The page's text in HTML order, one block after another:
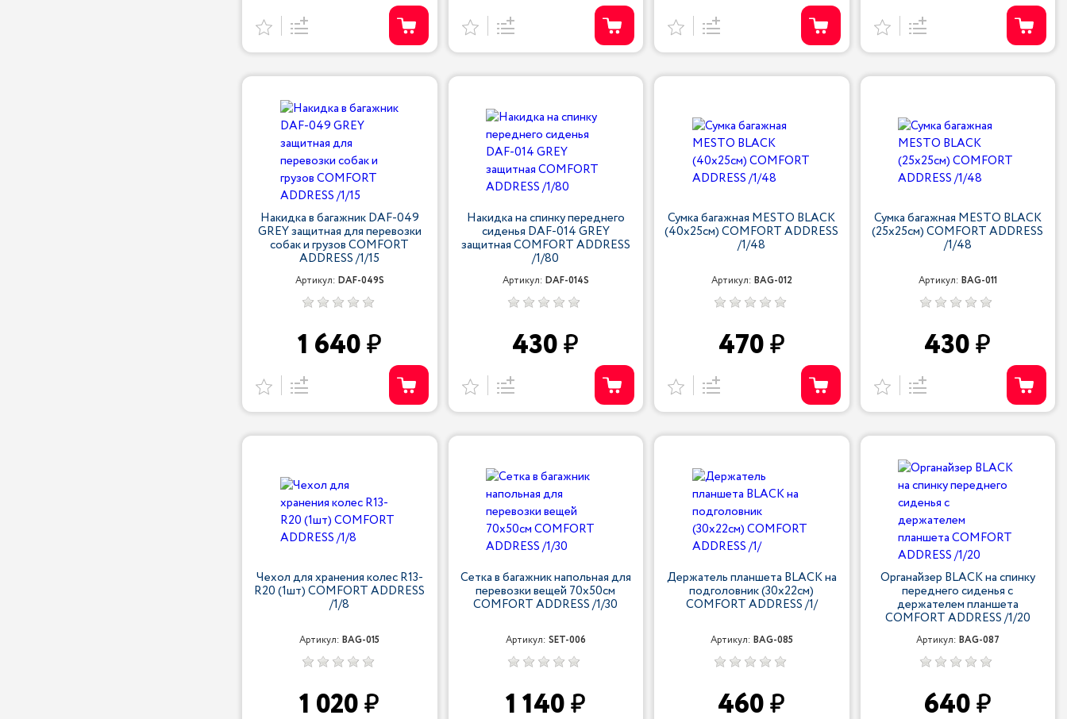
Накидка в багажник DAF-049
GREY защитная для перевозки
собак и грузов COMFORT
ADDRESS /1/15
Артикул: DAF-049S
1 640
Накидка на спинку переднего
сиденья DAF-014 GREY
защитная COMFORT ADDRESS
/1/80
Артикул: DAF-014S
430
Сумка багажная MESTO BLACK
(40х25см) COMFORT ADDRESS
/1/48
Артикул: BAG-012
470
Сумка багажная MESTO BLACK
(25х25см) COMFORT ADDRESS
/1/48
Артикул: BAG-011
430
Чехол для хранения колес R13-
R20 (1шт) COMFORT ADDRESS
/1/8
Артикул:BAG-015
1 020
Сетка в багажник напольная для
перевозки вещей 70х50см
COMFORT ADDRESS /1/30
Артикул: SET-006
1 140
Держатель планшета BLACK на
подголовник (30х22см)
COMFORT ADDRESS /1/
Артикул: BAG-085
460
Органайзер BLACK на спинку
переднего сиденья с
держателем планшета
COMFORT ADDRESS /1/20
Артикул: BAG-087
640